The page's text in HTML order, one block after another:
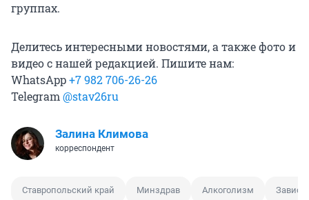
группах.
Делитесь интересными новостями, а также фото и
видео с нашей редакцией. Пишите нам:
WhatsApp+7 982 706-26-26
Telegram@stav26ru
Залина Климова
корреспондент
Ставропольский край Минздрав Алкоголизм